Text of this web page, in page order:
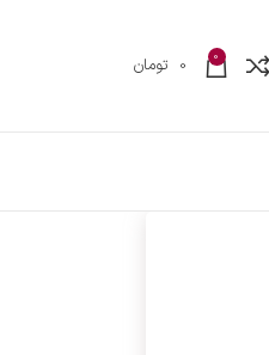
0
0 تومان